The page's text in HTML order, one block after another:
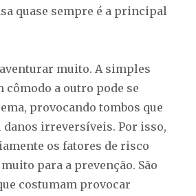
quase sempre é a principal
muito. A simples
cômodo a outro pode se
provocando tombos que
danos irreversíveis. Por isso,
os fatores de risco
para a prevenção. São
costumam provocar